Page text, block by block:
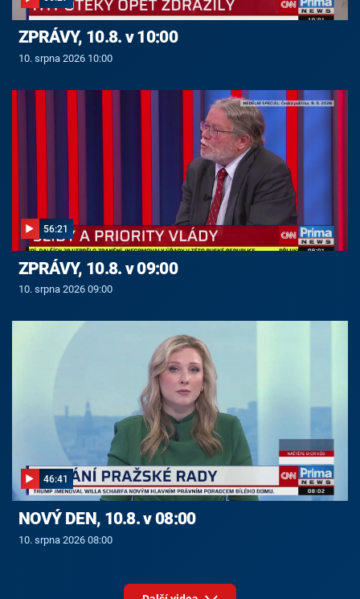
ZPRÁVY, 10.8. v 10:00
10. srpna 2026 10:00
56:21
ZPRÁVY, 10.8. v 09:00
10. srpna 2026 09:00
46:41
NOVÝ DEN, 10.8. v 08:00
10. srpna 2026 08:00